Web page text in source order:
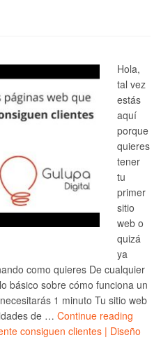
Hola,
tal vez
estás
aquí
porque
quieres
tener
tu
primer
sitio
web o
quizá
ya
como quieres De cualquier
básico sobre cómo funciona un
1 minuto Tu sitio web
de … Continue reading
consiguen clientes | Diseño